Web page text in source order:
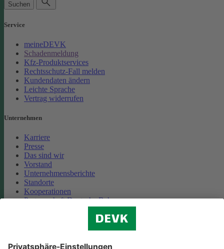
Suchen
Service
meineDEVK
Schadenmeldung
Kfz-Produktservices
Rechtsschutz-Fall melden
Kundendaten ändern
Leichte Sprache
Vertrag widerrufen
Unternehmen
Karriere
Presse
Das sind wir
Vorstand
Unternehmensberichte
Standorte
Kooperationen
Partnerschaft Deutsche Bahn